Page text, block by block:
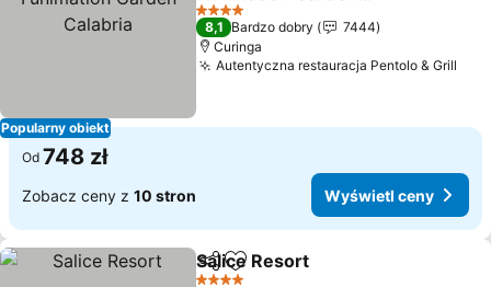
Popularny obiekt
Calabria
4 Kategoria
8,1 Bardzo dobry
7444
Curinga
Autentyczna restauracja Pentolo & Grill
Od 748 zł
Zobacz ceny z 10 stron Wyświetl ceny
Udostępnij
Dodaj do ulubionych
Salice Resort